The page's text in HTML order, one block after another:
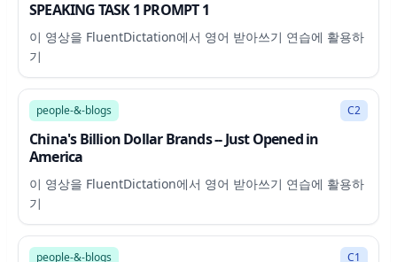
SPEAKING TASK 1 PROMPT 1
이 영상을 FluentDictation에서 영어 받아쓰기 연습에 활용하
기
11:17
people-&-blogs C2
China's Billion Dollar Brands -- Just Opened in
America
이 영상을 FluentDictation에서 영어 받아쓰기 연습에 활용하
기
57:34
people-&-blogs C1